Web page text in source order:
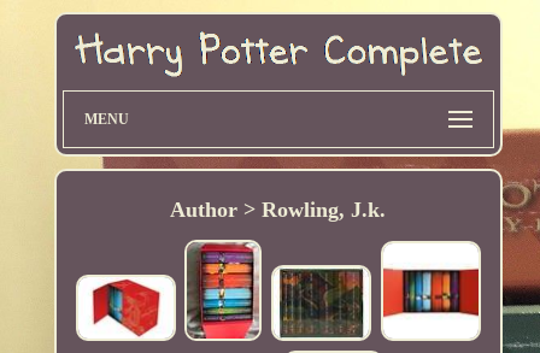
MENU
Author > Rowling, J.k.